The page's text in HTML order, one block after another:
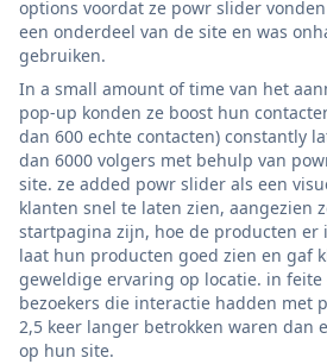
options voordat ze powr slider
een onderdeel van de site en was
gebruiken.
In a small amount of time van het
pop-up konden ze boost hun
dan 600 echte contacten) constantly
dan 6000 volgers met behulp van
site. ze added powr slider als een
klanten snel te laten zien, aangezien
startpagina zijn, hoe de producten
laat hun producten goed zien en gaf
geweldige ervaring op locatie. in feite
bezoekers die interactie hadden met
2,5 keer langer betrokken waren dan
op hun site.